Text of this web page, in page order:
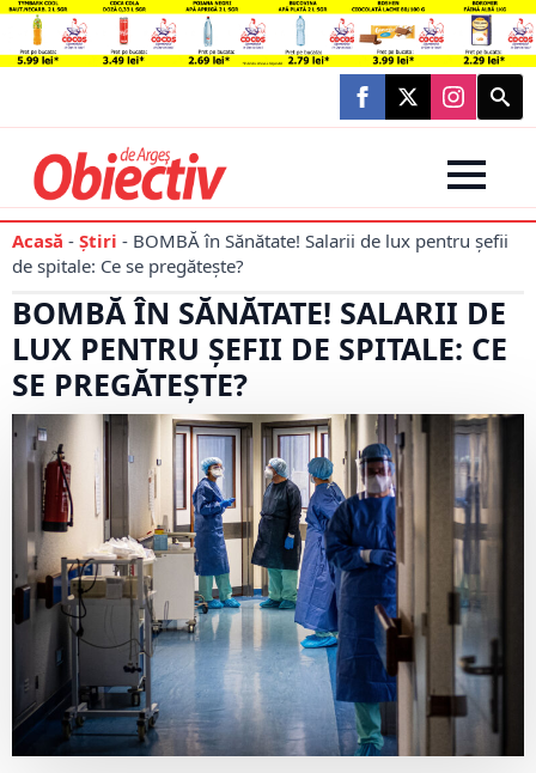
Search
for:
Acasă - Știri - BOMBĂ în Sănătate! Salarii de lux pentru șefii
de spitale: Ce se pregătește?
BOMBĂ ÎN SĂNĂTATE! SALARII DE
LUX PENTRU ȘEFII DE SPITALE: CE
SE PREGĂTEȘTE?